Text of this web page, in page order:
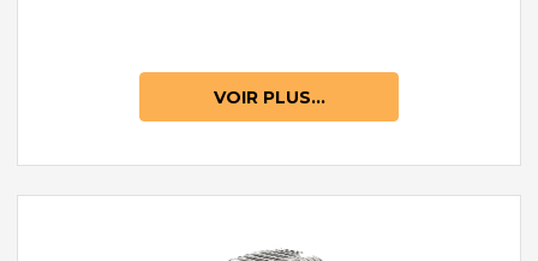
VOIR PLUS...